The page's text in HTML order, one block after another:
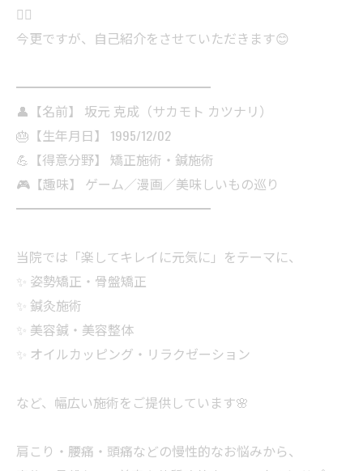
🙇‍♂️
今更ですが、自己紹介をさせていただきます😊
━━━━━━━━━━━━━━━
👤【名前】 坂元 克成（サカモト カツナリ）
🎂【生年月日】 1995/12/02
💪【得意分野】 矯正施術・鍼施術
🎮【趣味】 ゲーム／漫画／美味しいもの巡り
━━━━━━━━━━━━━━━
当院では「楽してキレイに元気に」をテーマに、
✨ 姿勢矯正・骨盤矯正
✨ 鍼灸施術
✨ 美容鍼・美容整体
✨ オイルカッピング・リラクゼーション
など、幅広い施術をご提供しています🌸
肩こり・腰痛・頭痛などの慢性的なお悩みから、